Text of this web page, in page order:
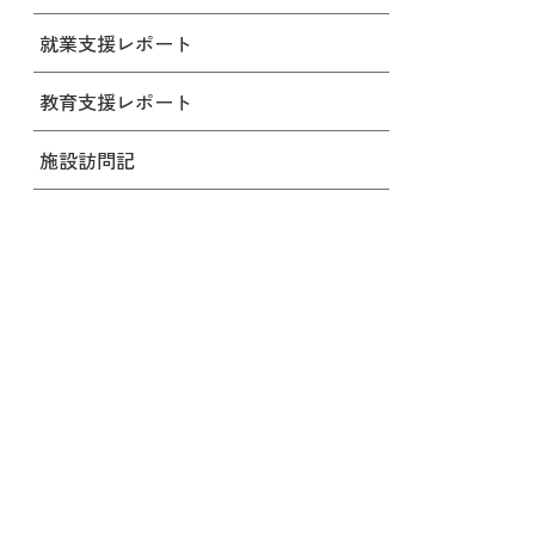
就業支援レポート
教育支援レポート
施設訪問記